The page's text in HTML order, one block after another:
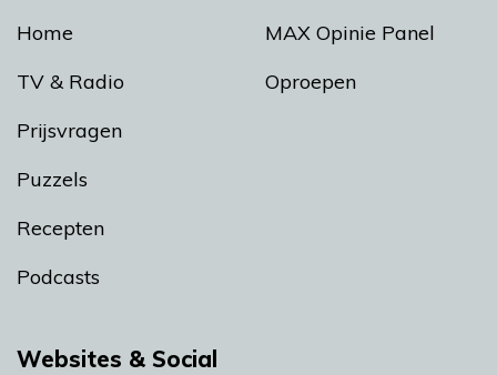
Home
TV & Radio
Prijsvragen
Puzzels
Recepten
Podcasts
MAX Opinie Panel
Oproepen
Websites & Social